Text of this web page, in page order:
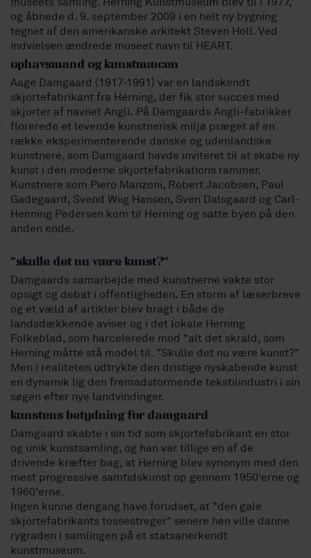
og åbnede d. 9. september 2009 i en helt ny bygning
tegnet af den amerikanske arkitekt Steven Holl. Ved
indvielsen ændrede museet navn til HEART.
ophavsmand og kunstmæcen
Aage Damgaard (1917-1991) var en landskendt
skjortefabrikant fra Herning, der fik stor succes med
skjorter af navnet Angli. På Damgaards Angli-fabrikker
florerede et levende kunstnerisk miljø præget af en
række eksperimenterende danske og udenlandske
kunstnere, som Damgaard havde inviteret til at skabe ny
kunst i den moderne skjortefabrikations rammer.
Kunstnere som Piero Manzoni, Robert Jacobsen, Paul
Gadegaard, Svend Wiig Hansen, Sven Dalsgaard og Carl-
Henning Pedersen kom til Herning og satte byen på den
anden ende.
"skulle det nu være kunst?"
Damgaards samarbejde med kunstnerne vakte stor
opsigt og debat i offentligheden. En storm af læserbreve
og et væld af artikler blev bragt i både de
landsdækkende aviser og i det lokale Herning
Folkeblad, som harcelerede mod "alt det skrald, som
Herning måtte stå model til. "Skulle det nu være kunst?"
Men i realiteten udtrykte den dristige nyskabende kunst
en dynamik lig den fremadstormende tekstilindustri i sin
søgen efter nye landvindinger.
kunstens betydning for damgaard
Damgaard skabte i sin tid som skjortefabrikant en stor
og unik kunstsamling, og han var tillige en af de
drivende kræfter bag, at Herning blev synonym med den
mest progressive samtidskunst op gennem 1950'erne og
1960'erne.
Ingen kunne dengang have forudset, at "den gale
skjortefabrikants tossestreger" senere hen ville danne
rygraden i samlingen på et statsanerkendt
kunstmuseum.